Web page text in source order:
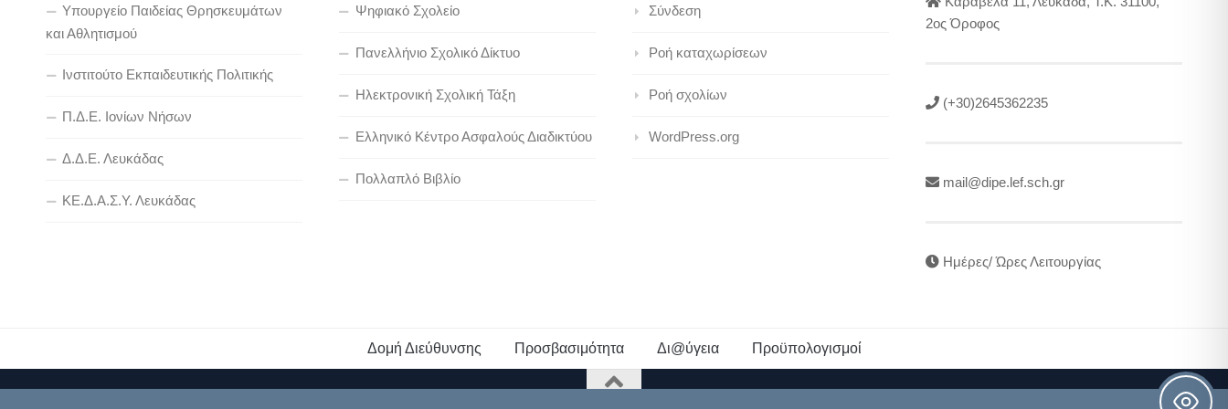
Υπουργείο Παιδείας Θρησκευμάτων
και Αθλητισμού
Ινστιτούτο Εκπαιδευτικής Πολιτικής
Π.Δ.Ε. Ιονίων Νήσων
Δ.Δ.Ε. Λευκάδας
ΚΕ.Δ.Α.Σ.Υ. Λευκάδας
Ψηφιακό Σχολείο
Πανελλήνιο Σχολικό Δίκτυο
Ηλεκτρονική Σχολική Τάξη
Ελληνικό Κέντρο Ασφαλούς Διαδικτύου
Πολλαπλό Βιβλίο
Σύνδεση
Ροή καταχωρίσεων
Ροή σχολίων
WordPress.org
2ος Όροφος
(+30)2645362235
mail@dipe.lef.sch.gr
Ημέρες/ Ώρες Λειτουργίας
Δομή Διεύθυνσης Προσβασιμότητα Δι@ύγεια Προϋπολογισμοί